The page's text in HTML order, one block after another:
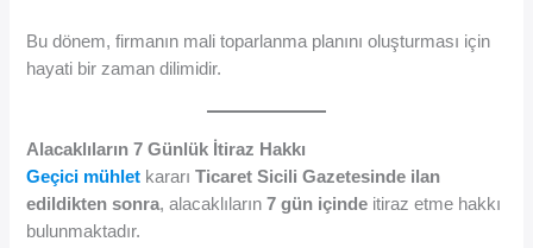
Bu dönem, firmanın mali toparlanma planını oluşturması için
hayati bir zaman dilimidir.
Alacaklıların 7 Günlük İtiraz Hakkı
Geçici mühlet kararıTicaret Sicili Gazetesinde ilan
edildikten sonra, alacaklıların7 gün içinde itiraz etme hakkı
bulunmaktadır.